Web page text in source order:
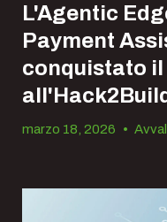
L'Agentic
Payment
conquistato il
marzo 18, 2026 •